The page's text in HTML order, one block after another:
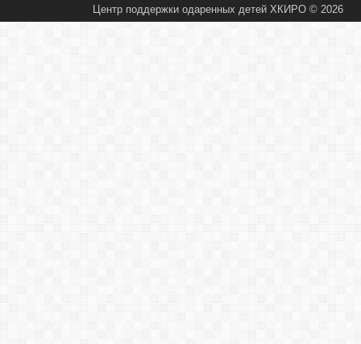
Центр поддержки одаренных детей ХКИРО © 2026